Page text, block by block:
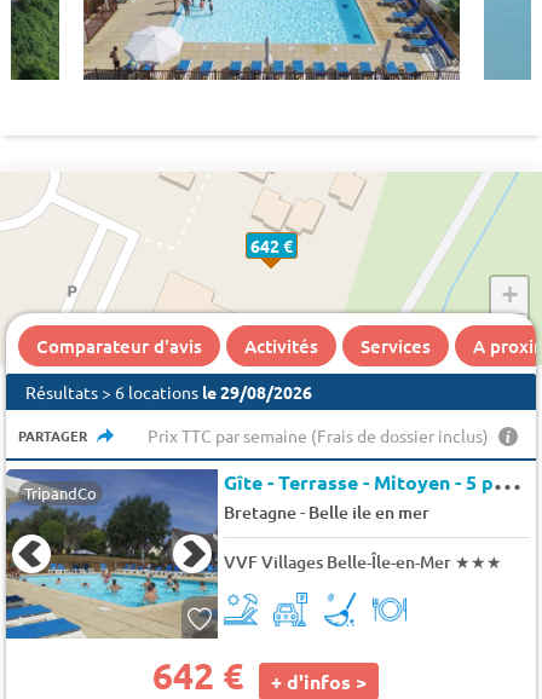
642 €
+
−
Comparateur d'avis Activités Services A
Résultats > 6 locations le 29/08/2026
PARTAGER Prix TTC par semaine (Frais de dossier inclus)
TripandCo G
îte - Terrasse - Mitoyen - 5 pers. - 35m2
Bretagne- Belle ile en mer
VVF Villages Belle-Île-en-Mer ★★★
642 € + d'infos >